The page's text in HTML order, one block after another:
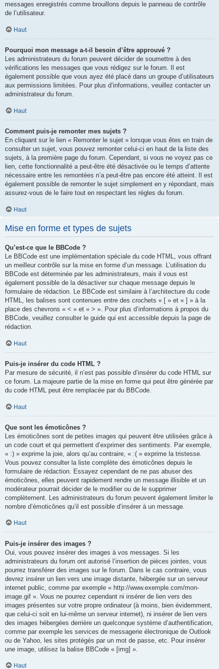
messages enregistrés comme brouillons depuis le panneau de contrôle
de l’utilisateur.
Haut
Pourquoi mon message a-t-il besoin d’être approuvé ?
Les administrateurs du forum peuvent décider de soumettre à des
vérifications les messages que vous rédigez sur le forum. Il est
également possible que vous ayez été placé dans un groupe d’utilisateurs
aux permissions limitées. Pour plus d’informations, veuillez contacter un
administrateur du forum.
Haut
Comment puis-je remonter mes sujets ?
En cliquant sur le lien « Remonter le sujet » lorsque vous êtes en train de
consulter un sujet, vous pouvez remonter celui-ci en haut de la liste des
sujets, à la première page du forum. Cependant, si vous ne voyez pas ce
lien, cette fonctionnalité a peut-être été désactivée ou le temps d’attente
nécessaire entre les remontées n’a peut-être pas encore été atteint. Il est
également possible de remonter le sujet simplement en y répondant, mais
assurez-vous de le faire tout en respectant les règles du forum.
Haut
Mise en forme et types de sujets
Qu’est-ce que le BBCode ?
Le BBCode est une implémentation spéciale du code HTML, vous offrant
un meilleur contrôle sur la mise en forme d’un message. L’utilisation du
BBCode est déterminée par les administrateurs, mais il vous est
également possible de la désactiver sur chaque message depuis le
formulaire de rédaction. Le BBCode est similaire à l’architecture du code
HTML, les balises sont contenues entre des crochets « [ » et « ] » à la
place des chevrons « < » et « > ». Pour plus d’informations à propos du
BBCode, veuillez consulter le guide qui est accessible depuis la page de
rédaction.
Haut
Puis-je insérer du code HTML ?
Par mesure de sécurité, il n’est pas possible d’insérer du code HTML sur
ce forum. La majeure partie de la mise en forme qui peut être générée par
du code HTML peut être remplacée par du BBCode.
Haut
Que sont les émoticônes ?
Les émoticônes sont de petites images qui peuvent être utilisées grâce à
un code court et qui permettent d’exprimer des sentiments. Par exemple,
« :) » exprime la joie, alors qu’au contraire, « :( » exprime la tristesse.
Vous pouvez consulter la liste complète des émoticônes depuis le
formulaire de rédaction. Essayez cependant de ne pas abuser des
émoticônes, elles peuvent rapidement rendre un message illisible et un
modérateur pourrait décider de le modifier ou de le supprimer
complètement. Les administrateurs du forum peuvent également limiter le
nombre d’émoticônes qu’il est possible d’insérer à un message.
Haut
Puis-je insérer des images ?
Oui, vous pouvez insérer des images à vos messages. Si les
administrateurs du forum ont autorisé l’insertion de pièces jointes, vous
pourrez transférer des images sur le forum. Dans le cas contraire, vous
devrez insérer un lien vers une image distante, hébergée sur un serveur
internet public, comme par exemple « http://www.exemple.com/mon-
image.gif ». Vous ne pourrez cependant ni insérer de lien vers des
images présentes sur votre propre ordinateur (à moins, bien évidemment,
que celui-ci soit en lui-même un serveur internet), ni insérer de lien vers
des images hébergées derrière un quelconque système d’authentification,
comme par exemple les services de messagerie électronique de Outlook
ou de Yahoo, les sites protégés par un mot de passe, etc. Pour insérer
une image, utilisez la balise BBCode « [img] ».
Haut